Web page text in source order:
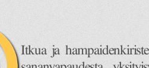
2008.